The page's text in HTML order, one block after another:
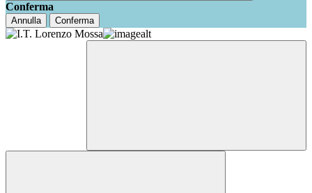
Conferma
Annulla Conferma